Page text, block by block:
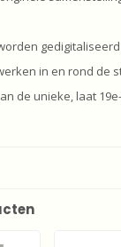
in en rond de
de unieke, laat